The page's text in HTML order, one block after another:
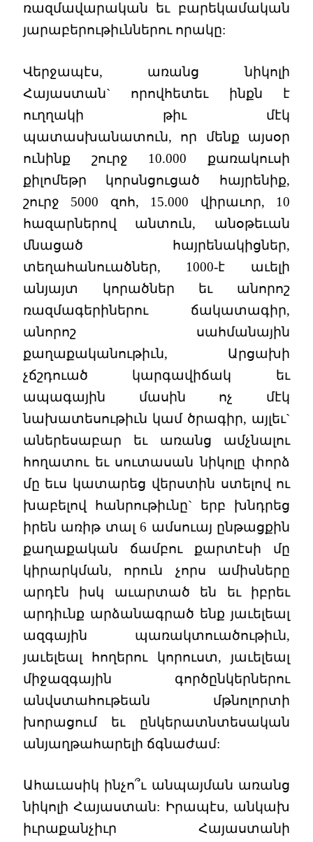
ռազմավարական եւ բարեկամական
յարաբերութիւններու որակը:
Վերջապէս, առանց նիկոլի
Հայաստան` որովհետեւ ինքն է
ուղղակի թիւ մէկ
պատասխանատուն, որ մենք այսօր
ունինք շուրջ 10.000 քառակուսի
քիլոմեթր կորսնցուցած հայրենիք,
շուրջ 5000 զոհ, 15.000 վիրաւոր, 10
հազարներով անտուն, անօթեւան
մնացած հայրենակիցներ,
տեղահանուածներ, 1000-է աւելի
անյայտ կորածներ եւ անորոշ
ռազմագերիներու ճակատագիր,
անորոշ սահմանային
քաղաքականութիւն, Արցախի
չճշդուած կարգավիճակ եւ
ապագային մասին ոչ մէկ
նախատեսութիւն կամ ծրագիր, այլեւ`
աներեսաբար եւ առանց ամչնալու
հողատու եւ սուտասան նիկոլը փորձ
մը եւս կատարեց վերստին ստելով ու
խաբելով հանրութիւնը` երբ խնդրեց
իրեն առիթ տալ 6 ամսուայ ընթացքին
քաղաքական ճամբու քարտէսի մը
կիրարկման, որուն չորս ամիսները
արդէն իսկ աւարտած են եւ իբրեւ
արդիւնք արձանագրած ենք յաւելեալ
ազգային պառակտուածութիւն,
յաւելեալ հողերու կորուստ, յաւելեալ
միջազգային գործընկերներու
անվստահութեան մթնոլորտի
խորացում եւ ընկերատնտեսական
անյաղթահարելի ճգնաժամ:
Ահաւասիկ ինչո՞ւ անպայման առանց
նիկոլի Հայաստան: Իրապէս, անկախ
իւրաքանչիւր Հայաստանի